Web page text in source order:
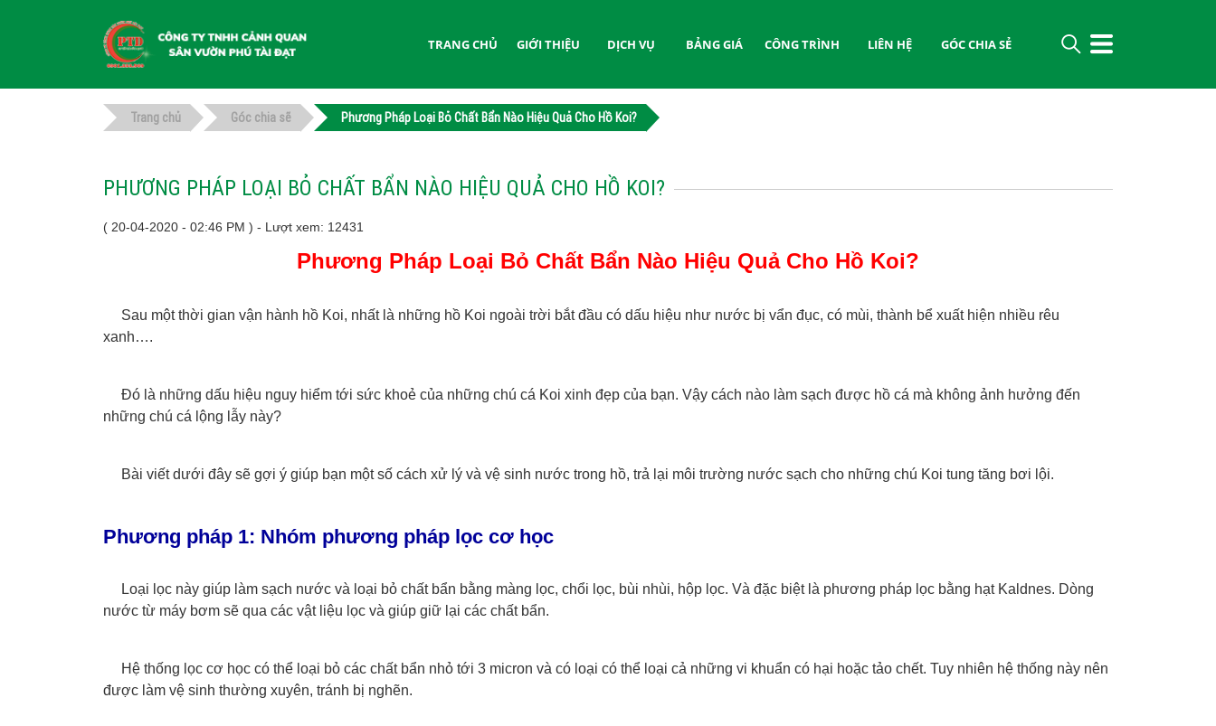
TRANG CHỦ GIỚI THIỆU DỊCH VỤ BẢNG GIÁ CÔNG TRÌNH LIÊN HỆ GÓC CHIA SẺ
Trang chủ Góc chia sẽ Phương Pháp Loại Bỏ Chất Bẩn Nào Hiệu Quả Cho Hồ Koi?
PHƯƠNG PHÁP LOẠI BỎ CHẤT BẨN NÀO HIỆU QUẢ CHO HỒ KOI?
( 20-04-2020 - 02:46 PM ) - Lượt xem: 12431
Phương Pháp Loại Bỏ Chất Bẩn Nào Hiệu Quả Cho Hồ Koi?
Sau một thời gian vận hành hồ Koi, nhất là những hồ Koi ngoài trời bắt đầu có dấu hiệu như nước bị vẩn đục, có mùi, thành bể xuất hiện nhiều rêu
xanh….
Đó là những dấu hiệu nguy hiểm tới sức khoẻ của những chú cá Koi xinh đẹp của bạn. Vậy cách nào làm sạch được hồ cá mà không ảnh hưởng đến
những chú cá lộng lẫy này?
Bài viết dưới đây sẽ gợi ý giúp bạn một số cách xử lý và vệ sinh nước trong hồ, trả lại môi trường nước sạch cho những chú Koi tung tăng bơi lội.
Phương pháp 1: Nhóm phương pháp lọc cơ học
Loại lọc này giúp làm sạch nước và loại bỏ chất bẩn bằng màng lọc, chổi lọc, bùi nhùi, hộp lọc. Và đặc biệt là phương pháp lọc bằng hạt Kaldnes. Dòng
nước từ máy bơm sẽ qua các vật liệu lọc và giúp giữ lại các chất bẩn.
Hệ thống lọc cơ học có thể loại bỏ các chất bẩn nhỏ tới 3 micron và có loại có thể loại cả những vi khuẩn có hại hoặc tảo chết.Tuy nhiên hệ thống này nên
được làm vệ sinh thường xuyên, tránh bị nghẽn.